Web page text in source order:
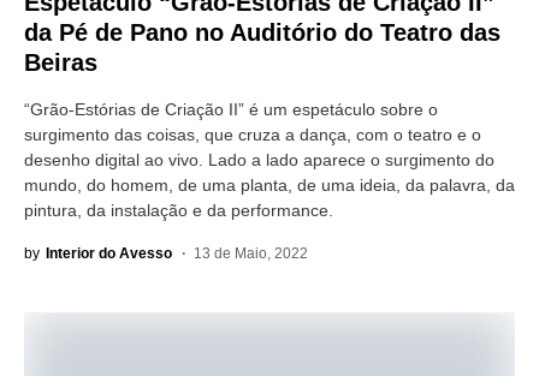
da Pé de Pano no Auditório do Teatro das
Beiras
“Grão-Estórias de Criação II” é um espetáculo sobre o
surgimento das coisas, que cruza a dança, com o teatro e o
desenho digital ao vivo. Lado a lado aparece o surgimento do
mundo, do homem, de uma planta, de uma ideia, da palavra, da
pintura, da instalação e da performance.
by Interior do Avesso 13 de Maio, 2022